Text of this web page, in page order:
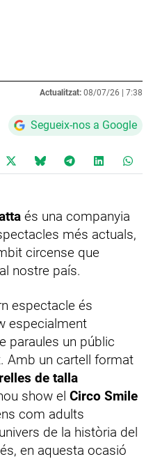
Actualitzat: 08/07/26 | 7:38
Segueix-nos a Google
és una companyia
més actuals,
circense que
nostre país.
espectacle és
especialment
paraules un públic
Amb un cartell format
de talla
show el Circo Smile
com adults
de la història del
en aquesta ocasió